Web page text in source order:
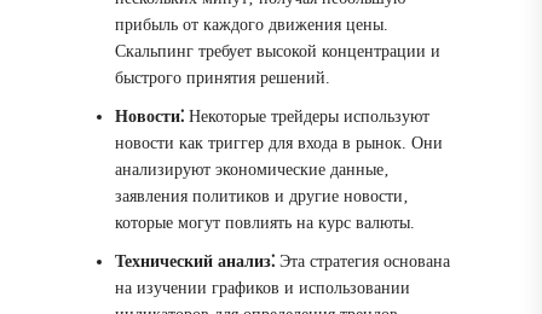
прибыль от каждого движения цены.
Скальпинг требует высокой концентрации и
быстрого принятия решений.
Новости⁚ Некоторые трейдеры используют
новости как триггер для входа в рынок. Они
анализируют экономические данные‚
заявления политиков и другие новости‚
которые могут повлиять на курс валюты.
Технический анализ⁚ Эта стратегия основана
на изучении графиков и использовании